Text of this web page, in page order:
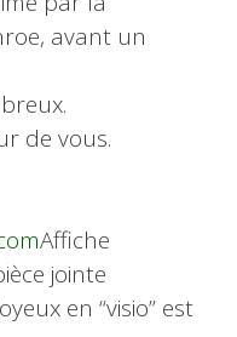
avant un
de vous.
Affiche
jointe
en “visio” est